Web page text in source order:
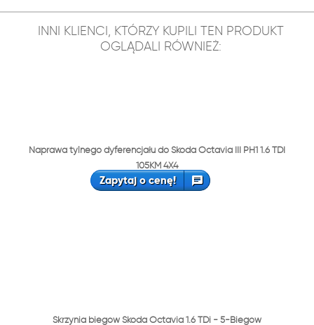
INNI KLIENCI, KTÓRZY KUPILI TEN PRODUKT
OGLĄDALI RÓWNIEŻ:
Naprawa tylnego dyferencjału do Skoda Octavia III PH1 1.6 TDI
105KM 4X4
Zapytaj o cenę!
Skrzynia biegów Skoda Octavia 1.6 TDi - 5-Biegów